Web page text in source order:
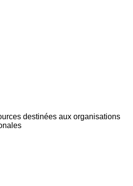
destinées aux organisations